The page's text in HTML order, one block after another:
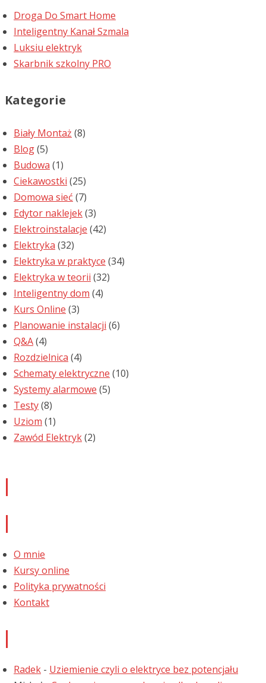
Droga Do Smart Home
Inteligentny Kanał Szmala
Luksiu elektryk
Skarbnik szkolny PRO
Kategorie
Biały Montaż (8)
Blog(5)
Budowa (1)
Ciekawostki (25)
Domowa sieć (7)
Edytor naklejek(3)
Elektroinstalacje (42)
Elektryka (32)
Elektryka w praktyce (34)
Elektryka w teorii (32)
Inteligentny dom (4)
Kurs Online (3)
Planowanie instalacji (6)
Q&A(4)
Rozdzielnica (4)
Schematy elektryczne (10)
Systemy alarmowe (5)
Testy(8)
Uziom (1)
Zawód Elektryk(2)
O mnie
Kursy online
Polityka prywatności
Kontakt
Radek - Uziemienie czyli o elektryce bez potencjału